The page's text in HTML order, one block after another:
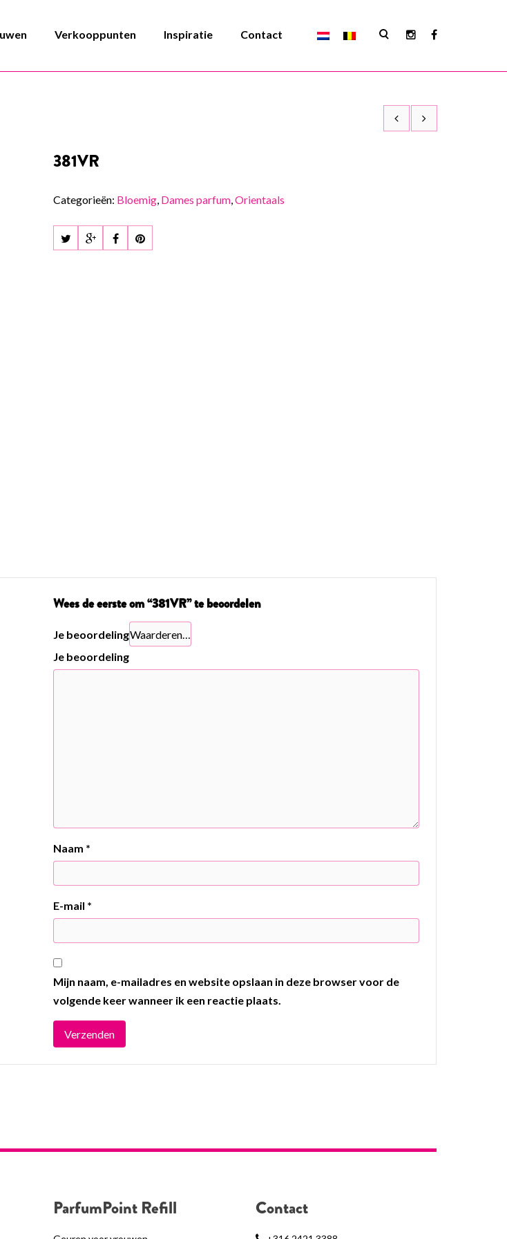
Verkooppunten Inspiratie Contact
381VR
Categorieën: Bloemig, Dames parfum,Orientaals
Wees de eerste om “381VR” te beoordelen
Je beoordeling
Je beoordeling
Naam *
E-mail *
Mijn naam, e-mailadres en website opslaan in deze browser voor de
volgende keer wanneer ik een reactie plaats.
ParfumPoint Refill Contact